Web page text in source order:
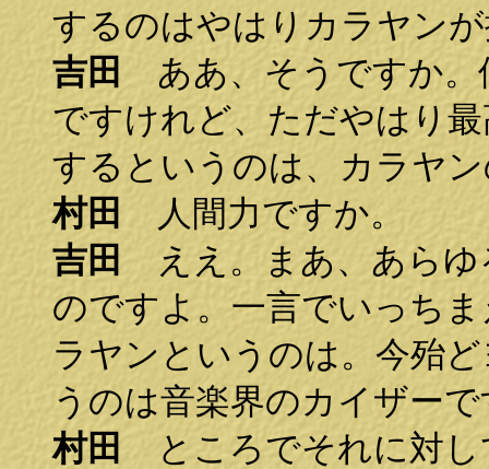
するのはやはりカラヤン
吉田
ああ、そうですか。
ですけれど、ただやはり
するというのは、カラヤ
村田
人間力ですか。
吉田
ええ。まあ、あらゆ
のですよ。一言でいっち
ラヤンというのは。今殆
うのは音楽界のカイザー
村田
ところでそれに対し